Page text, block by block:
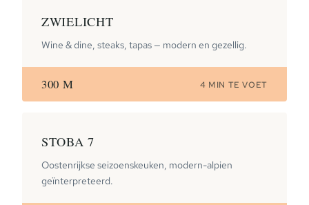
ZWIELICHT
Wine & dine, steaks, tapas — modern en gezellig.
300 M 4 MIN TE VOET
STOBA 7
Oostenrijkse seizoenskeuken, modern-alpien
geïnterpreteerd.